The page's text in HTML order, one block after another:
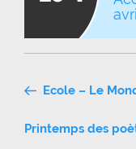
Navigation
de
Ecole – Le
Printemps des